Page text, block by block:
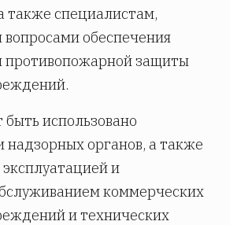
также специалистам,
обеспечения
противопожарной защиты
использовано
надзорных органов, а также
и
коммерческих
и технических